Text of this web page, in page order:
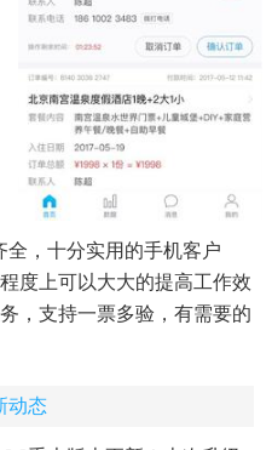
全，十分实用的手机客户
度上可以大大的提高工作效
，支持一票多验，有需要的
动态